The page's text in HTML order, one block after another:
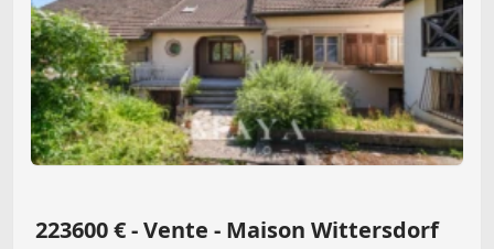
223600 € - Vente - Maison Wittersdorf